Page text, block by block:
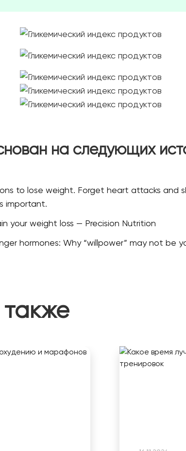
на следующих
to lose weight. Forget heart attacks and
important.
your weight loss — Precision Nutrition
hormones: Why “willpower” may not be